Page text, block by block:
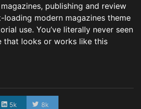
publishing and review
loading modern magazines theme
use. You’ve literally never seen
that looks or works like this
5k 8k